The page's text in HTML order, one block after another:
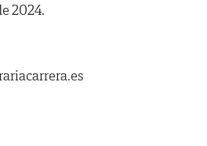
2024.